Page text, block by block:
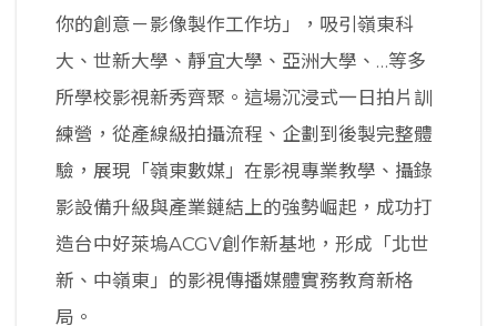
你的創意－影像製作工作坊」，吸引嶺東科
大、世新大學、靜宜大學、亞洲大學、…等多
所學校影視新秀齊聚。這場沉浸式一日拍片訓
練營，從產線級拍攝流程、企劃到後製完整體
驗，展現「嶺東數媒」在影視專業教學、攝錄
影設備升級與產業鏈結上的強勢崛起，成功打
造台中好萊塢ACGV創作新基地，形成「北世
新、中嶺東」的影視傳播媒體實務教育新格
局。